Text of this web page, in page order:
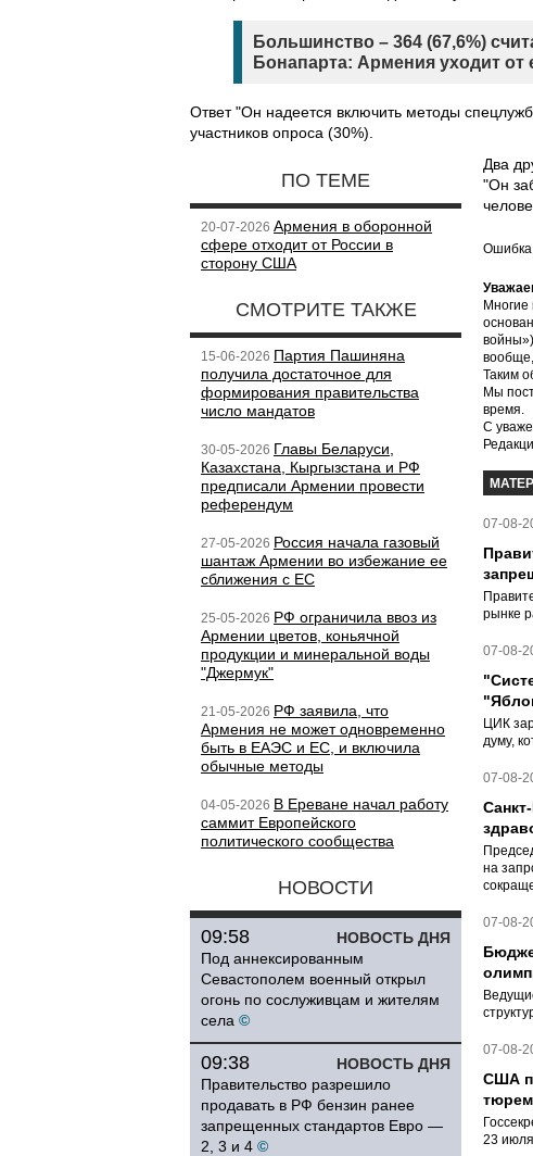
Большинство – 364 (67,6%)
Бонапарта: Армения уходит от
Ответ "Он надеется включить методы
участников опроса (30%).
ПО ТЕМЕ
20-07-2026 Армения в оборонной
сфере отходит от России в
сторону США
СМОТРИТЕ ТАКЖЕ
15-06-2026 Партия Пашиняна
получила достаточное для
формирования правительства
число мандатов
30-05-2026 Главы Беларуси,
Казахстана, Кыргызстана и РФ
предписали Армении провести
референдум
27-05-2026 Россия начала газовый
шантаж Армении во избежание ее
сближения с ЕС
25-05-2026 РФ ограничила ввоз из
Армении цветов, коньячной
продукции и минеральной воды
"Джермук"
21-05-2026 РФ заявила, что
Армения не может одновременно
быть в ЕАЭС и ЕС, и включила
обычные методы
04-05-2026 В Ереване начал работу
саммит Европейского
политического сообщества
НОВОСТИ
НОВОСТЬ ДНЯ
09:58
Под аннексированным
Севастополем военный открыл
огонь по сослуживцам и жителям
села ©
НОВОСТЬ ДНЯ
09:38
Правительство разрешило
продавать в РФ бензин ранее
запрещенных стандартов Евро —
2, 3 и 4 ©
Два
"Он
Ошибка
Многие
войны»)
Таким
Мы
время.
С
07-08-
рынке
07-08-
ЦИК
думу,
07-08-
на
07-08-
07-08-
США
23